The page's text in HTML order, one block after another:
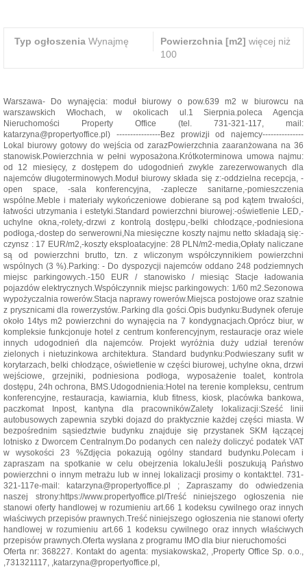
Typ ogłoszenia Wynajmę Powierzchnia [m2] więcej niż
100
Warszawa- Do wynajęcia: moduł biurowy o pow.639 m2 w biurowcu na
warszawskich Włochach, w okolicach ul.1 Sierpnia.poleca Agencja
Nieruchomości Property Office (tel. 731-321-117, mail:
katarzyna@propertyoffice.pl) ----------------Bez prowizji od najemcy---------------
Lokal biurowy gotowy do wejścia od zarazPowierzchnia zaaranżowana na 36
stanowisk.Powierzchnia w pełni wyposażona.Krótkoterminowa umowa najmu:
od 12 miesięcy, z dostępem do udogodnień zwykle zarezerwowanych dla
najemców długoterminowych.Moduł biurowy składa się z:-oddzielna recepcja, -
open space, -sala konferencyjna, -zaplecze sanitarne,-pomieszczenia
wspólne.Meble i materiały wykończeniowe dobierane są pod kątem trwałości,
łatwości utrzymania i estetyki.Standard powierzchni biurowej:-oświetlenie LED,-
uchylne okna,-rolety,-drzwi z kontrolą dostępu,-belki chłodzące,-podniesiona
podłoga,-dostep do serwerowni,Na miesięczne koszty najmu netto składają się:-
czynsz : 17 EUR/m2,-koszty eksploatacyjne: 28 PLN/m2-media,Opłaty naliczane
są od powierzchni brutto, tzn. z wliczonym współczynnikiem powierzchni
wspólnych (3 %).Parking: - Do dyspozycji najemców oddano 248 podziemnych
miejsc parkingowych.-150 EUR / stanowisko / miesiąc Stacje ładowania
pojazdów elektrycznych.Współczynnik miejsc parkingowych: 1/60 m2.Sezonowa
wypożyczalnia rowerów.Stacja naprawy rowerów.Miejsca postojowe oraz szatnie
z prysznicami dla rowerzystów..Parking dla gości.Opis budynku:Budynek oferuje
około 14tys m2 powierzchni do wynajęcia na 7 kondygnacjach.Oprócz biur, w
kompleksie funkcjonuje hotel z centrum konferencyjnym, restauracje oraz wiele
innych udogodnień dla najemców. Projekt wyróżnia duży udział terenów
zielonych i nietuzinkowa architektura. Standard budynku:Podwieszany sufit w
korytarzach, belki chłodzące, oświetlenie w części biurowej, uchylne okna, drzwi
wejściowe, grzejniki, podniesiona podłoga, wyposażenie toalet, kontrola
dostępu, 24h ochrona, BMS.Udogodnienia:Hotel na terenie kompleksu, centrum
konferencyjne, restauracja, kawiarnia, klub fitness, kiosk, placówka bankowa,
paczkomat Inpost, kantyna dla pracownikówZalety lokalizacji:Sześć linii
autobusowych zapewnia szybki dojazd do praktycznie każdej części miasta. W
bezpośrednim sąsiedztwie budynku znajduje się przystanek SKM łączącej
lotnisko z Dworcem Centralnym.Do podanych cen należy doliczyć podatek VAT
w wysokości 23 %Zdjęcia pokazują ogólny standard budynku.Polecam i
zapraszam na spotkanie w celu obejrzenia lokaluJeśli poszukują Państwo
powierzchni o innym metrażu lub w innej lokalizacji prosimy o kontakt:tel. 731-
321-117e-mail: katarzyna@propertyoffice.pl ; Zapraszamy do odwiedzenia
naszej strony:https://www.propertyoffice.pl/Treść niniejszego ogłoszenia nie
stanowi oferty handlowej w rozumieniu art.66 1 kodeksu cywilnego oraz innych
właściwych przepisów prawnych.Treść niniejszego ogłoszenia nie stanowi oferty
handlowej w rozumieniu art.66 1 kodeksu cywilnego oraz innych właściwych
przepisów prawnych.Oferta wysłana z programu IMO dla biur nieruchomości
Oferta nr: 368227. Kontakt do agenta: mysiakowska2, ,Property Office Sp. o.o.,
,731321117, ,katarzyna@propertyoffice.pl,